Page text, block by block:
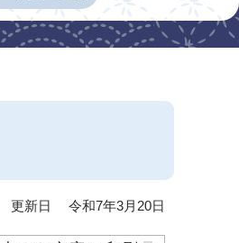
更新日 令和7年3月20日